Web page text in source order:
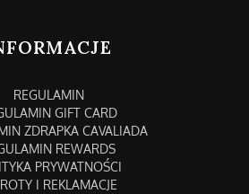
REGULAMIN
GIFT CARD
ZDRAPKA CAVALIADA
REWARDS
PRYWATNOŚCI
I REKLAMACJE